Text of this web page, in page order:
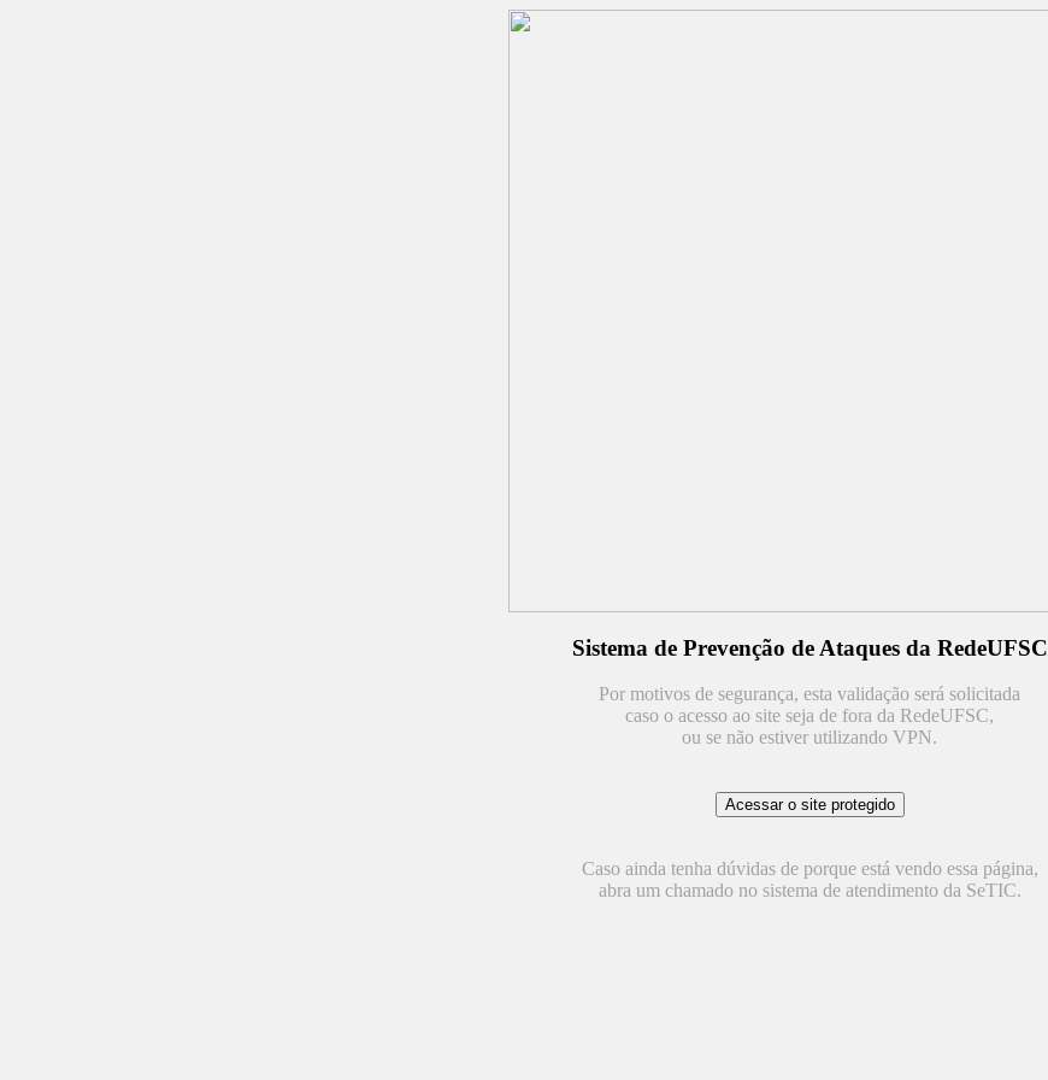
Sistema de Prevenção de Ataques da RedeUFSC
Por motivos de segurança, esta validação será solicitada
caso o acesso ao site seja de fora da RedeUFSC,
ou se não estiver utilizando VPN.
Caso ainda tenha dúvidas de porque está vendo essa página,
abra um chamado no sistema de atendimento da SeTIC.